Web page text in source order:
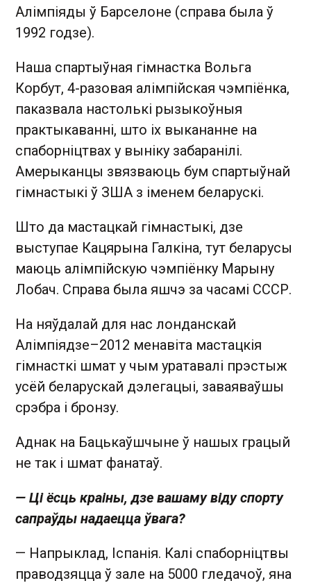
Алімпіяды ў Барселоне (справа была ў
1992 годзе).
Наша спартыўная гімнастка Вольга
Корбут, 4-разовая алімпійская чэмпіёнка,
паказвала настолькі рызыкоўныя
практыкаванні, што іх выкананне на
спаборніцтвах у выніку забаранілі.
Амерыканцы звязваюць бум спартыўнай
гімнастыкі ў ЗША з іменем беларускі.
Што да мастацкай гімнастыкі, дзе
выступае Кацярына Галкіна, тут беларусы
маюць алімпійскую чэмпіёнку Марыну
Лобач. Справа была яшчэ за часамі СССР.
На няўдалай для нас лонданскай
Алімпіядзе–2012 менавіта мастацкія
гімнасткі шмат у чым уратавалі прэстыж
усёй беларускай дэлегацыі, заваяваўшы
срэбра і бронзу.
Аднак на Бацькаўшчыне ў нашых грацый
не так і шмат фанатаў.
— Ці ёсць краіны, дзе вашаму віду спорту
сапраўды надаецца ўвага?
— Напрыклад, Іспанія. Калі спаборніцтвы
праводзяцца ў зале на 5000 гледачоў, яна